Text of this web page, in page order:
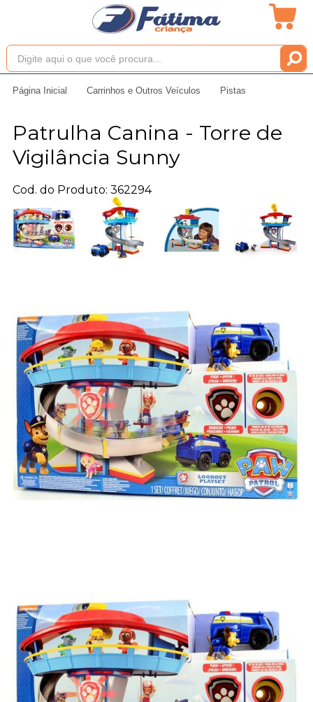
Página Inicial Carrinhos e Outros Veículos Pistas
Patrulha Canina - Torre de
Vigilância Sunny
Cod. do Produto: 362294